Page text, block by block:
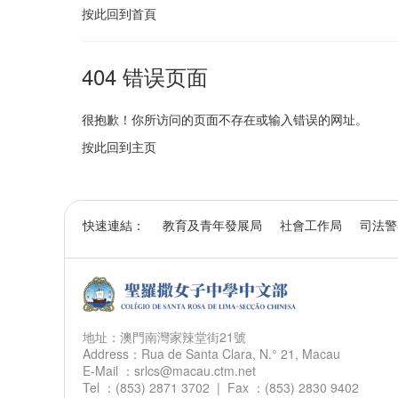
按此回到首頁
404 错误页面
很抱歉！你所访问的页面不存在或输入错误的网址。
按此回到主页
快速連結： 教育及青年發展局 社會工作局 司法
地址：澳門南灣家辣堂街21號
Address：Rua de Santa Clara, N.° 21, Macau
E-Mail ：srlcs@macau.ctm.net
Tel ：(853) 2871 3702 | Fax ：(853) 2830 9402